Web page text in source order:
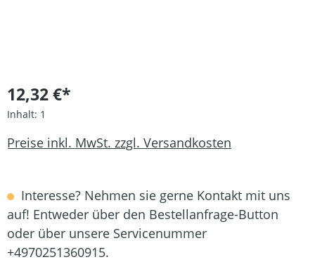
12,32 €*
Inhalt: 1
Preise inkl. MwSt. zzgl. Versandkosten
Interesse? Nehmen sie gerne Kontakt mit uns
auf! Entweder über den Bestellanfrage-Button
oder über unsere Servicenummer
+4970251360915.